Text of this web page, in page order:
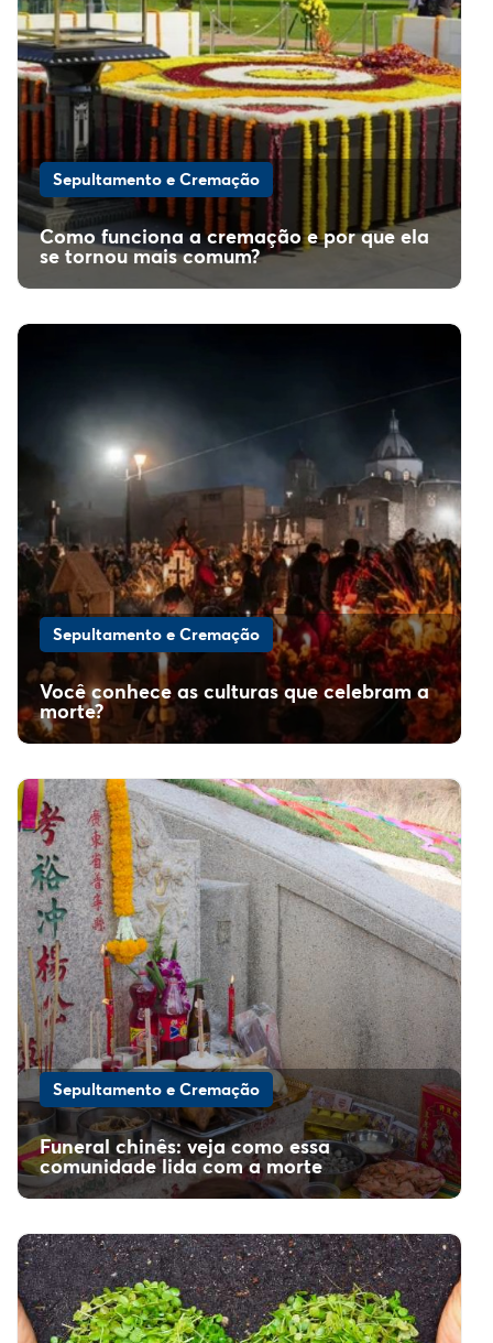
Sepultamento e Cremação
Como funciona a cremação e por que ela
se tornou mais comum?
Sepultamento e Cremação
Você conhece as culturas que celebram a
morte?
Sepultamento e Cremação
Funeral chinês: veja como essa
comunidade lida com a morte